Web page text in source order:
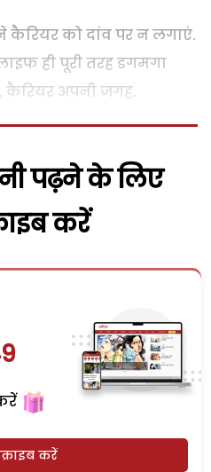
को दांव पर न लगाएं.
ही पूरी तरह डगमगा
कैरियर अपनी जगह.
पढ़ने के लिए
करें
करें